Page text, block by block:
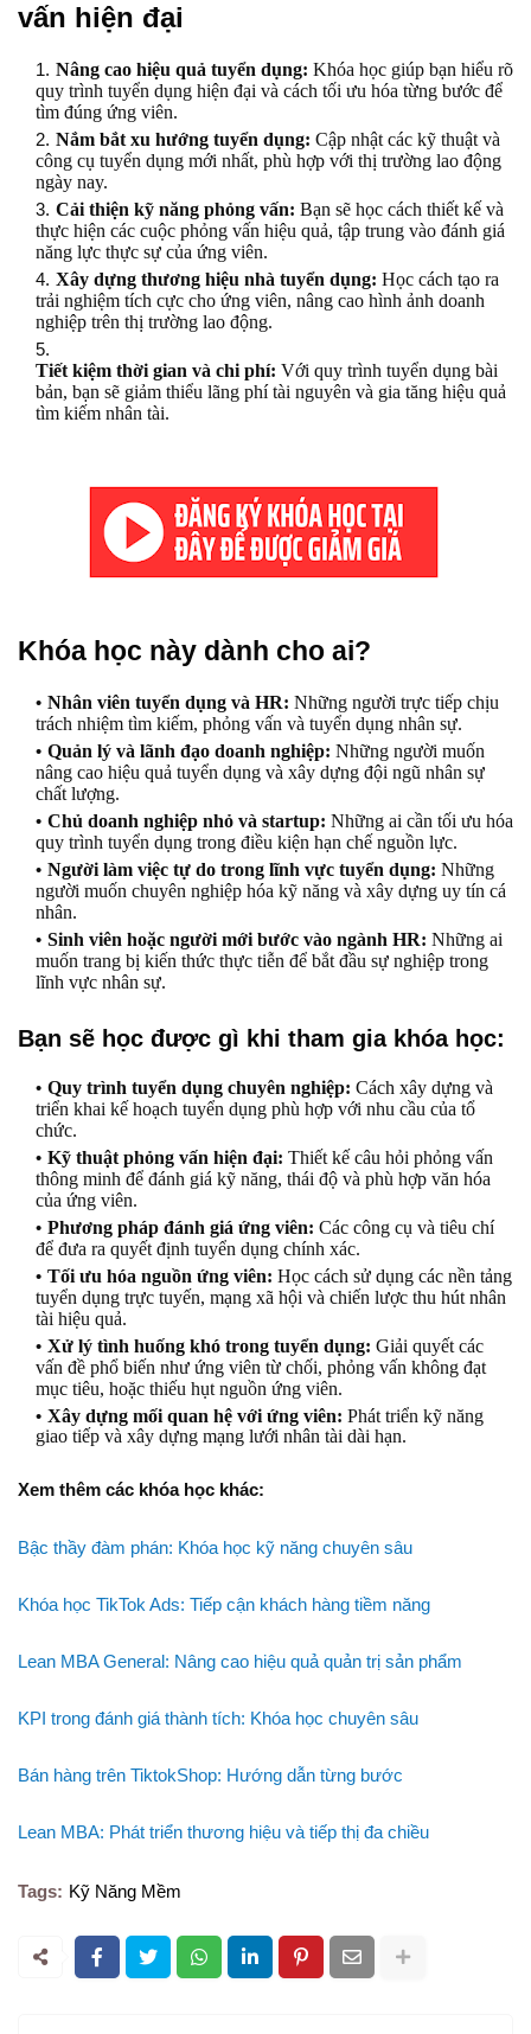
vấn hiện đại
Nâng cao hiệu quả tuyển dụng: Khóa học giúp bạn hiểu rõ
quy trình tuyển dụng hiện đại và cách tối ưu hóa từng bước để
tìm đúng ứng viên.
Nắm bắt xu hướng tuyển dụng: Cập nhật các kỹ thuật và
công cụ tuyển dụng mới nhất, phù hợp với thị trường lao động
ngày nay.
Cải thiện kỹ năng phỏng vấn: Bạn sẽ học cách thiết kế và
thực hiện các cuộc phỏng vấn hiệu quả, tập trung vào đánh giá
năng lực thực sự của ứng viên.
Xây dựng thương hiệu nhà tuyển dụng: Học cách tạo ra
trải nghiệm tích cực cho ứng viên, nâng cao hình ảnh doanh
nghiệp trên thị trường lao động.
Tiết kiệm thời gian và chi phí: Với quy trình tuyển dụng bài
bản, bạn sẽ giảm thiểu lãng phí tài nguyên và gia tăng hiệu quả
tìm kiếm nhân tài.
Khóa học này dành cho ai?
Nhân viên tuyển dụng và HR: Những người trực tiếp chịu
trách nhiệm tìm kiếm, phỏng vấn và tuyển dụng nhân sự.
Quản lý và lãnh đạo doanh nghiệp: Những người muốn
nâng cao hiệu quả tuyển dụng và xây dựng đội ngũ nhân sự
chất lượng.
Chủ doanh nghiệp nhỏ và startup: Những ai cần tối ưu hóa
quy trình tuyển dụng trong điều kiện hạn chế nguồn lực.
Người làm việc tự do trong lĩnh vực tuyển dụng: Những
người muốn chuyên nghiệp hóa kỹ năng và xây dựng uy tín cá
nhân.
Sinh viên hoặc người mới bước vào ngành HR: Những ai
muốn trang bị kiến thức thực tiễn để bắt đầu sự nghiệp trong
lĩnh vực nhân sự.
Bạn sẽ học được gì khi tham gia khóa học:
Quy trình tuyển dụng chuyên nghiệp: Cách xây dựng và
triển khai kế hoạch tuyển dụng phù hợp với nhu cầu của tổ
chức.
Kỹ thuật phỏng vấn hiện đại: Thiết kế câu hỏi phỏng vấn
thông minh để đánh giá kỹ năng, thái độ và phù hợp văn hóa
của ứng viên.
Phương pháp đánh giá ứng viên: Các công cụ và tiêu chí
để đưa ra quyết định tuyển dụng chính xác.
Tối ưu hóa nguồn ứng viên: Học cách sử dụng các nền tảng
tuyển dụng trực tuyến, mạng xã hội và chiến lược thu hút nhân
tài hiệu quả.
Xử lý tình huống khó trong tuyển dụng: Giải quyết các
vấn đề phổ biến như ứng viên từ chối, phỏng vấn không đạt
mục tiêu, hoặc thiếu hụt nguồn ứng viên.
Xây dựng mối quan hệ với ứng viên: Phát triển kỹ năng
giao tiếp và xây dựng mạng lưới nhân tài dài hạn.
Xem thêm các khóa học khác:
Bậc thầy đàm phán: Khóa học kỹ năng chuyên sâu
Khóa học TikTok Ads: Tiếp cận khách hàng tiềm năng
Lean MBA General: Nâng cao hiệu quả quản trị sản phẩm
KPI trong đánh giá thành tích: Khóa học chuyên sâu
Bán hàng trên TiktokShop: Hướng dẫn từng bước
Lean MBA: Phát triển thương hiệu và tiếp thị đa chiều
Tags: Kỹ Năng Mềm